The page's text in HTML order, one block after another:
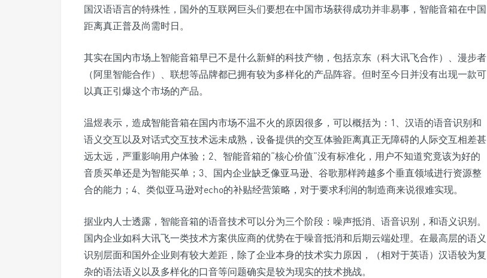
国汉语语言的特殊性，国外的互联网巨头们要想在中国市场获得成功并非易事，智能音箱在中国
距离真正普及尚需时日。
其实在国内市场上智能音箱早已不是什么新鲜的科技产物，包括京东（科大讯飞合作）、漫步者
（阿里智能合作）、联想等品牌都已拥有较为多样化的产品阵容。但时至今日并没有出现一款可
以真正引爆这个市场的产品。
温煜表示，造成智能音箱在国内市场不温不火的原因很多，可以概括为：1、汉语的语音识别和
语义交互以及对话式交互技术远未成熟，设备提供的交互体验距离真正无障碍的人际交互相差甚
远太远，严重影响用户体验；2、智能音箱的“核心价值”没有标准化，用户不知道究竟该为好的
音质买单还是为智能买单；3、国内企业缺乏像亚马逊、谷歌那样跨越多个垂直领域进行资源整
合的能力；4、类似亚马逊对echo的补贴经营策略，对于要求利润的制造商来说很难实现。
据业内人士透露，智能音箱的语音技术可以分为三个阶段：噪声抵消、语音识别，和语义识别。
国内企业如科大讯飞一类技术方案供应商的优势在于噪音抵消和后期云端处理。在最高层的语义
识别层面和国外企业则有较大差距，除了企业本身的技术实力原因，（相对于英语）汉语较为复
杂的语法语义以及多样化的口音等问题确实是较为现实的技术挑战。